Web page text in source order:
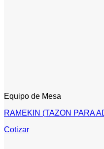
Equipo de Mesa
RAMEKIN (TAZON PARA
Cotizar